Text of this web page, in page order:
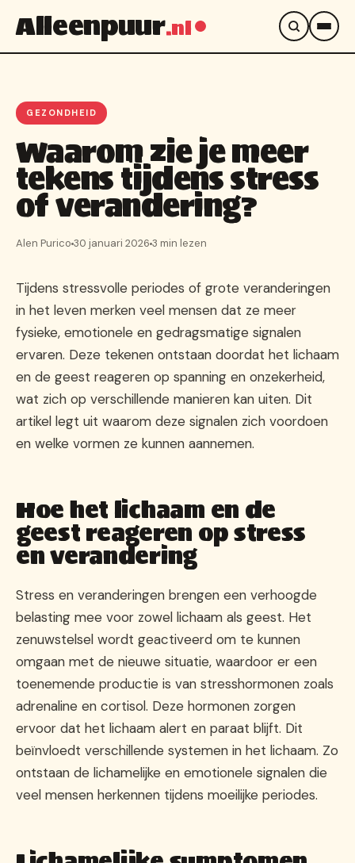
Alleenpuur.nl
GEZONDHEID
Waarom zie je meer
tekens tijdens stress
of verandering?
Alen Purico 30 januari 2026 3 min lezen
Tijdens stressvolle periodes of grote veranderingen
in het leven merken veel mensen dat ze meer
fysieke, emotionele en gedragsmatige signalen
ervaren. Deze tekenen ontstaan doordat het lichaam
en de geest reageren op spanning en onzekerheid,
wat zich op verschillende manieren kan uiten. Dit
artikel legt uit waarom deze signalen zich voordoen
en welke vormen ze kunnen aannemen.
Hoe het lichaam en de
geest reageren op stress
en verandering
Stress en veranderingen brengen een verhoogde
belasting mee voor zowel lichaam als geest. Het
zenuwstelsel wordt geactiveerd om te kunnen
omgaan met de nieuwe situatie, waardoor er een
toenemende productie is van stresshormonen zoals
adrenaline en cortisol. Deze hormonen zorgen
ervoor dat het lichaam alert en paraat blijft. Dit
beïnvloedt verschillende systemen in het lichaam. Zo
ontstaan de lichamelijke en emotionele signalen die
veel mensen herkennen tijdens moeilijke periodes.